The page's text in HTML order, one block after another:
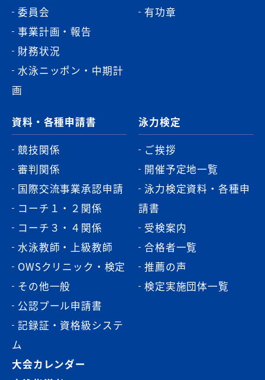
委員会
事業計画・報告
財務状況
水泳ニッポン・中期計
画
有功章
資料・各種申請書
競技関係
審判関係
国際交流事業承認申請
コーチ１・２関係
コーチ３・４関係
水泳教師・上級教師
OWSクリニック・検定
その他一般
公認プール申請書
記録証・資格級システ
ム
泳力検定
ご挨拶
開催予定地一覧
泳力検定資料・各種申
請書
受検案内
合格者一覧
推薦の声
検定実施団体一覧
大会カレンダー